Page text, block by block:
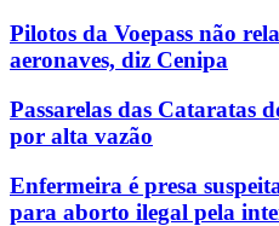
Pilotos da Voepass não
aeronaves, diz Cenipa
Passarelas das Cataratas
por alta vazão
Enfermeira é presa
para aborto ilegal pela